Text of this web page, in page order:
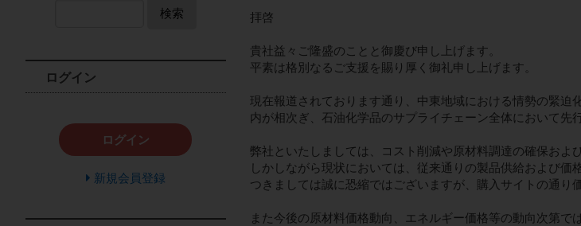
拝啓
貴社益々ご隆盛のことと御慶び申し上げます。
平素は格別なるご支援を賜り厚く御礼申し上げます。
現在報道されております通り、中東地域における情勢の緊
内が相次ぎ、石油化学品のサプライチェーン全体において先
弊社といたしましては、コスト削減や原材料調達の確保およ
しかしながら現状においては、従来通りの製品供給および価
つきましては誠に恐縮ではございますが、購入サイトの通り
また今後の原材料価格動向、エネルギー価格等の動向次第
検索
ログイン
ログイン
新規会員登録